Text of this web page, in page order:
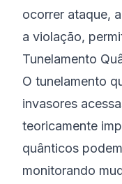
ocorrer ataque,
a violação,
Tunelamento
O tunelamento
invasores
teoricamente
quânticos
monitorando